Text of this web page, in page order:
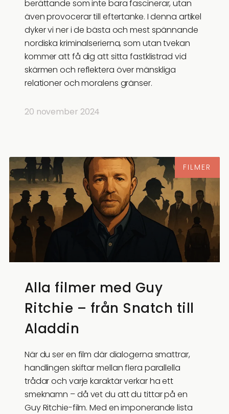
berättande som inte bara fascinerar, utan
även provocerar till eftertanke. I denna artikel
dyker vi ner i de bästa och mest spännande
nordiska kriminalserierna, som utan tvekan
kommer att få dig att sitta fastklistrad vid
skärmen och reflektera över mänskliga
relationer och moralens gränser.
20 november 2024
FILMER
Alla filmer med Guy
Ritchie – från Snatch till
Aladdin
När du ser en film där dialogerna smattrar,
handlingen skiftar mellan flera parallella
trådar och varje karaktär verkar ha ett
smeknamn – då vet du att du tittar på en
Guy Ritchie-film. Med en imponerande lista